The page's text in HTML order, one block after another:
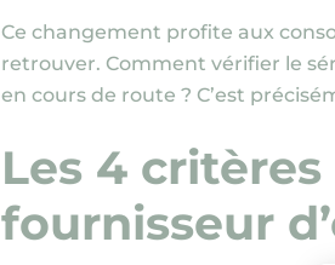
Ce changement profite aux
retrouver. Comment vérifier le
en cours de route ? C’est
Les 4
fournisseur